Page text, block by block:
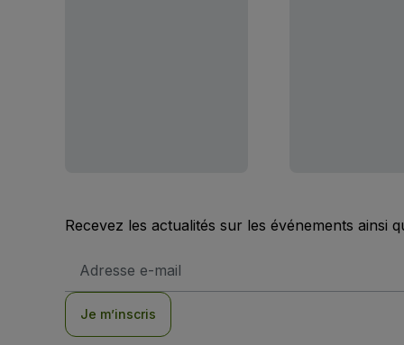
Recevez les actualités sur les événements ainsi
e-
Je m’inscris